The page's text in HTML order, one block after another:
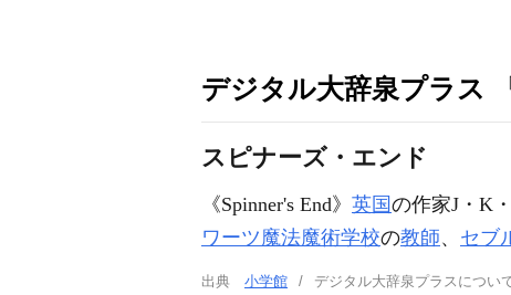
デジタル大辞泉プラス
スピナーズ・エンド
《Spinner's End》 英国の作家J・K
ワーツ魔法魔術学校の教師、 セブ
出典 小学館 デジタル大辞泉プラスにつ